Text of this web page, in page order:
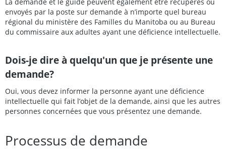
envoyés par la poste sur demande à n’importe quel bureau
régional du ministère des Familles du Manitoba ou au Bureau
du commissaire aux adultes ayant une déficience intellectuelle.
Dois-je dire à quelqu'un que je présente une
demande?
Oui, vous devez informer la personne ayant une déficience
intellectuelle qui fait l’objet de la demande, ainsi que les autres
personnes concernées que vous présentez une demande.
Processus de demande